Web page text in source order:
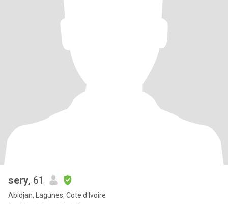
sery, 61
Abidjan, Lagunes, Cote d'Ivoire